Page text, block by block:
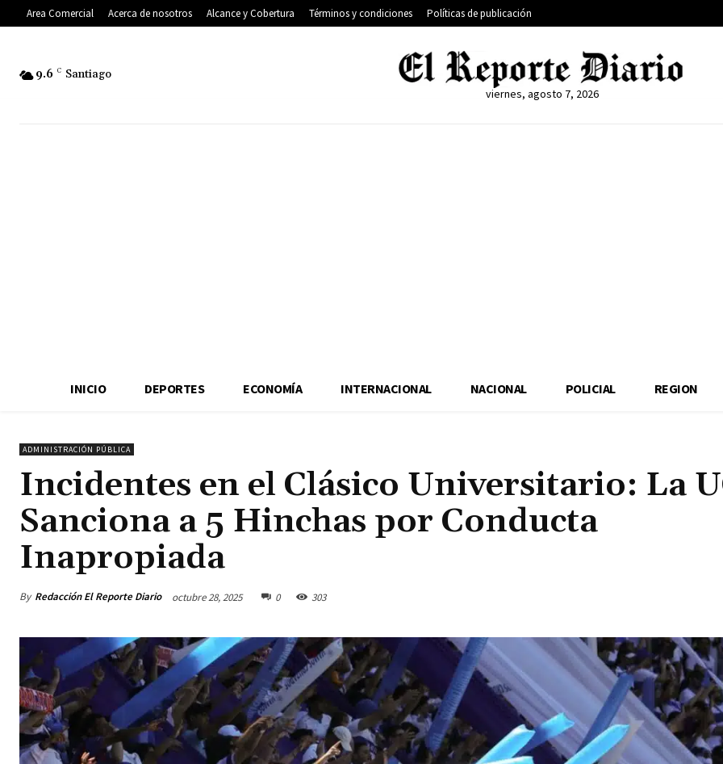
Area Comercial Acerca de nosotros Alcance y Cobertura Términos y condiciones Políticas de publicación
9.6 C Santiago
viernes, agosto 7, 2026
INICIO DEPORTES ECONOMÍA INTERNACIONAL NACIONAL POLICIAL REGION
ADMINISTRACIÓN PÚBLICA
Incidentes en el Clásico Universitario: La
Sanciona a 5 Hinchas por Conducta
Inapropiada
By Redacción El Reporte Diario octubre 28, 2025 0 303